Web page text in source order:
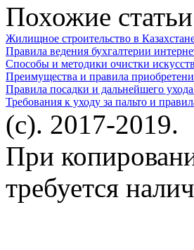
Похожие статьи
Жилищное строительство в
Правила ведения бухгалтерии
Способы и методики очистки
Преимущества и правила
Правила посадки и дальнейшего
Требования к уходу за пальто и
(c). 2017-2019.
При
требуется